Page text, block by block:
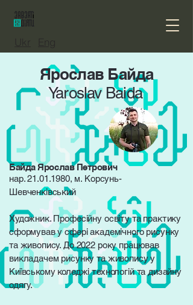
Eng
Ярослав Байда
Yaroslav Baida
Байда Ярослав Петрович
нар.21.01.1980, м. Корсунь-
Шевченківський
Художник. Професійну освіту та практику
сформував у сфері академічного рисунку
та живопису. До 2022 року працював
викладачем рисунку та живопису у
Київському коледжі технологій та дизайну
одягу.